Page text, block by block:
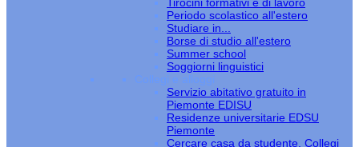
Periodo scolastico all'estero
Studiare in...
Borse di studio all'estero
Summer school
Soggiorni linguistici
Collegi e alloggi
Servizio abitativo gratuito in
Piemonte EDISU
Residenze universitarie EDSU
Piemonte
Cercare casa da studente, Collegi